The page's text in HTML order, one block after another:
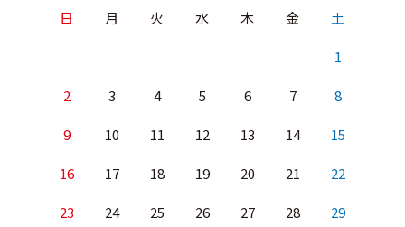
日 月 火 水 木 金 土
1
2 3 4 5 6 7 8
9 10 11 12 13 14 15
16 17 18 19 20 21 22
23 24 25 26 27 28 29